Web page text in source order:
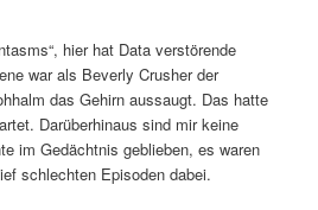
hier hat Data verstörende
war als Beverly Crusher der
das Gehirn aussaugt. Das hatte
Darüberhinaus sind mir keine
im Gedächtnis geblieben, es waren
schlechten Episoden dabei.